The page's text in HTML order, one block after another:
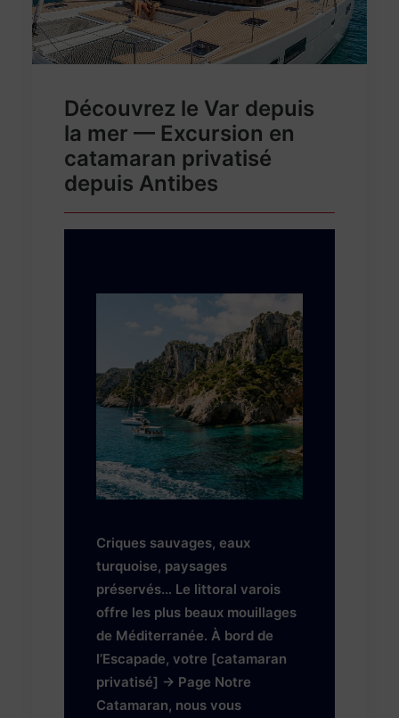
Découvrez le Var depuis
la mer — Excursion en
catamaran privatisé
depuis Antibes
Criques sauvages, eaux
turquoise, paysages
préservés… Le littoral varois
offre les plus beaux mouillages
de Méditerranée. À bord de
l’Escapade, votre [catamaran
privatisé] → Page Notre
Catamaran, nous vous